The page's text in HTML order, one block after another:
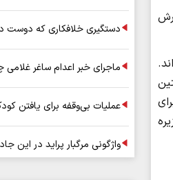
دستگیری خلافکاری که
ماجرای خبر اعدام ساغر
عملیات بی‌وقفه برای یافتن
واژگونی مرگبار پراید در این